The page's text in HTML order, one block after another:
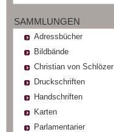
SAMMLUNGEN
Adressbücher
Bildbände
Christian von Schlözer
Druckschriften
Handschriften
Karten
Parlamentarier